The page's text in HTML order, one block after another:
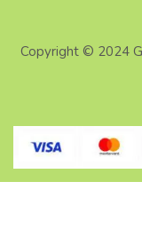
Copyright © 2024